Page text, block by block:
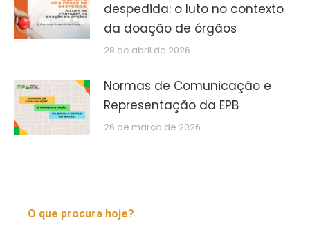
despedida: o luto no contexto
da doação de órgãos
28 de abril de 2026
Normas de Comunicação e
Representação da EPB
26 de março de 2026
O que procura hoje?